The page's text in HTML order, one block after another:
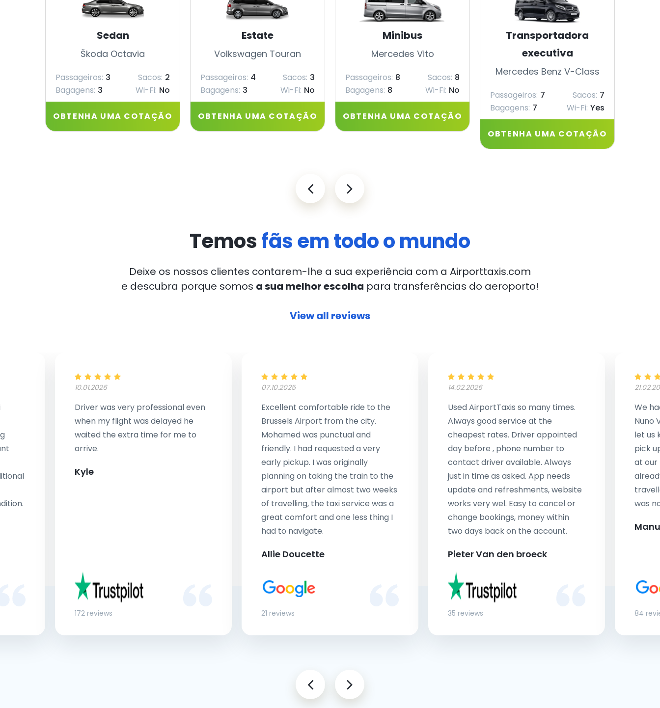
Sedan
Škoda Octavia
Passageiros: 3 Sacos: 2
Bagagens: 3 Wi-Fi: No
OBTENHA UMA COTAÇÃO
Estate
Volkswagen Touran
Passageiros: 4 Sacos: 3
Bagagens: 3 Wi-Fi: No
OBTENHA UMA COTAÇÃO
Minibus
Mercedes Vito
Passageiros: 8 Sacos: 8
Bagagens: 8 Wi-Fi: No
OBTENHA UMA COTAÇÃO
Transportadora
executiva
Mercedes Benz V-Class
Passageiros: 7 Sacos: 7
Bagagens: 7 Wi-Fi: Yes
OBTENHA UMA COTAÇÃO
Temosfãs em todo o mundo
Deixe os nossos clientes contarem-lhe a sua experiência com a Airporttaxis.com
e descubra porque somos a sua melhor escolha para transferências do aeroporto!
View all reviews
10.01.2026
Driver was very professional even
when my flight was delayed he
waited the extra time for me to
arrive.
Kyle
172 reviews
07.10.2025
Excellent comfortable ride to the
Brussels Airport from the city.
Mohamed was punctual and
friendly. I had requested a very
early pickup. I was originally
planning on taking the train to the
airport but after almost two weeks
of travelling, the taxi service was a
great comfort and one less thing I
had to navigate.
Allie Doucette
21 reviews
14.02.2026
Used AirportTaxis so many times.
Always good service at the
cheapest rates. Driver appointed
day before , phone number to
contact driver available. Always
just in time as asked. App needs
update and refreshments, website
works very wel. Easy to cancel or
change bookings, money within
two days back on the account.
Pieter Van den broeck
35 reviews
We
Nuno
let us
pick
at our
was
84